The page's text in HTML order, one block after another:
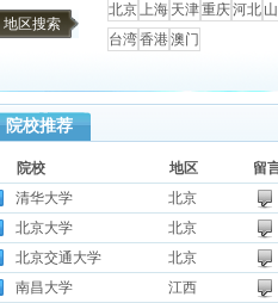
地区搜索
北京上海 天津重庆河北
台湾香港澳门
院校推荐
院校 地区
留
清华大学
北京
北京大学
北京
北京交通大学
北京
南昌大学
江西